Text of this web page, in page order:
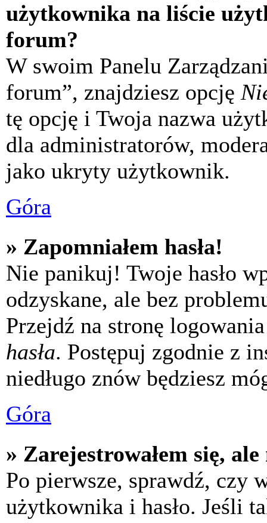
użytkownika na liście
forum?
W swoim Panelu
forum”, znajdziesz opcję
tę opcję i Twoja nazwa
dla administratorów,
jako ukryty użytkownik.
Góra
» Zapomniałem hasła!
Nie panikuj! Twoje hasło
odzyskane, ale bez
Przejdź na stronę
hasła. Postępuj zgodnie z
niedługo znów będziesz
Góra
» Zarejestrowałem się,
Po pierwsze, sprawdź, czy
użytkownika i hasło. Jeśli